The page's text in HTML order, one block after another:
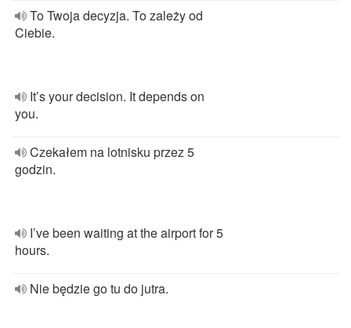
To Twoja decyzja. To zależy od
Ciebie.
It’s your decision. It depends on
you.
Czekałem na lotnisku przez 5
godzin.
I’ve been waiting at the airport for 5
hours.
Nie będzie go tu do jutra.